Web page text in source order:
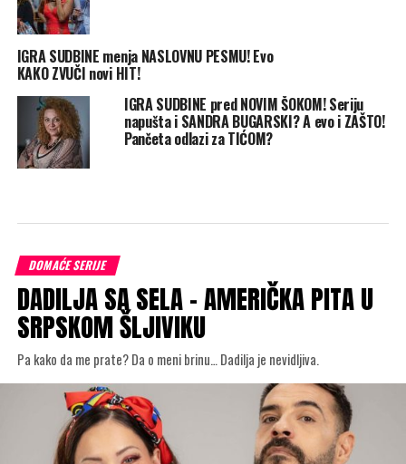
IGRA SUDBINE menja NASLOVNU PESMU! Evo
KAKO ZVUČI novi HIT!
IGRA SUDBINE pred NOVIM ŠOKOM! Seriju
napušta i SANDRA BUGARSKI? A evo i ZAŠTO!
Pančeta odlazi za TIĆOM?
DOMAĆE SERIJE
DADILJA SA SELA – AMERIČKA PITA U
SRPSKOM ŠLJIVIKU
Pa kako da me prate? Da o meni brinu… Dadilja je nevidljiva.